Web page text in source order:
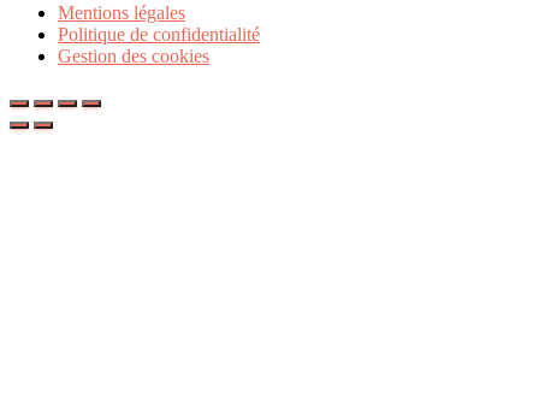
Mentions légales
Politique de confidentialité
Gestion des cookies